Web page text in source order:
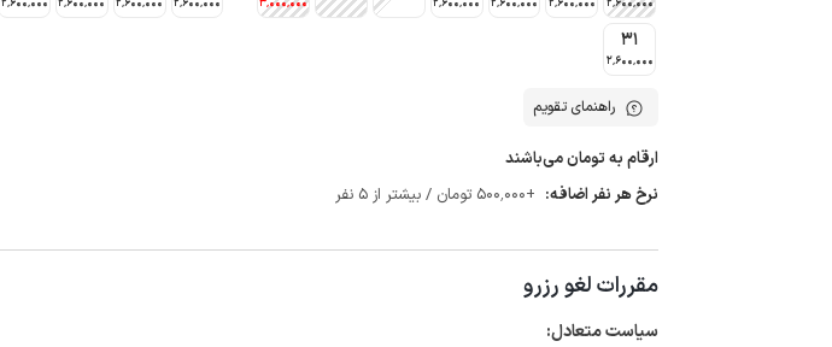
2٬600٬000 2٬600٬000 2٬600٬000 2٬600٬000 3٬000٬000
31
2٬600٬000
2٬600٬000 2٬600٬000 2٬600٬000 2٬600٬000
راهنمای تقویم
ارقام به تومان می‌باشند
نرخ هر نفر اضافه: +500٬000 تومان / بیشتر از 5 نفر
مقررات لغو رزرو
سیاست متعادل: